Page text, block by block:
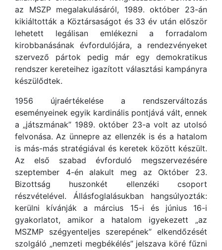
az MSZP megalakulásáról, 1989. október 23-án
kikiáltották a Köztársaságot és 33 év után először
lehetett legálisan emlékezni a forradalom
kirobbanásának évfordulójára, a rendezvényeket
szervező pártok pedig már egy demokratikus
rendszer kereteihez igazított választási kampányra
készülődtek.
1956 újraértékelése a rendszerváltozás
eseményeinek egyik kardinális pontjává vált, ennek
a „játszmának” 1989. október 23-a volt az utolsó
felvonása. Az ünnepre az ellenzék is és a hatalom
is más-más stratégiával és keretek között készült.
Az első szabad évforduló megszervezésére
szeptember 4-én alakult meg az Október 23.
Bizottság huszonkét ellenzéki csoport
részvételével. Állásfoglalásukban hangsúlyozták:
kerülni kívánják a március 15-i és június 16-i
gyakorlatot, amikor a hatalom igyekezett „az
MSZMP szégyenteljes szerepének” elkendőzését
szolgáló „nemzeti megbékélés” jelszava köré fűzni